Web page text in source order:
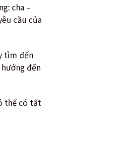
cha –
cầu của
tìm đến
đến
thể có tất